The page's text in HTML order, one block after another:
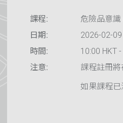
課程:
危險品意
日期:
2026-02-09
時間:
10:00 HKT
注意:
課程註冊將
如果課程已